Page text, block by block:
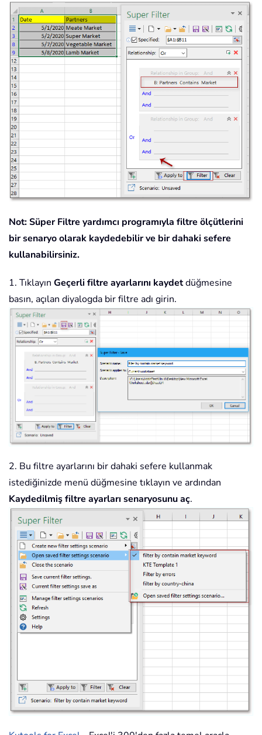
Not: Süper Filtre yardımcı programıyla filtre ölçütlerini
bir senaryo olarak kaydedebilir ve bir dahaki sefere
kullanabilirsiniz.
1. Tıklayın Geçerli filtre ayarlarını kaydetdüğmesine
basın, açılan diyalogda bir filtre adı girin.
2. Bu filtre ayarlarını bir dahaki sefere kullanmak
istediğinizde menü düğmesine tıklayın ve ardından
Kaydedilmiş filtre ayarları senaryosunu aç.